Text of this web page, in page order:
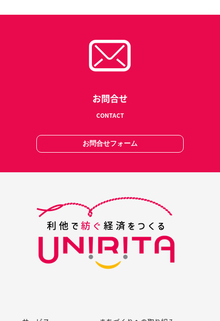
お問合せ
CONTACT
お問合せフォーム